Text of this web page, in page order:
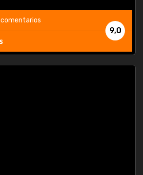
9,0
comentarios